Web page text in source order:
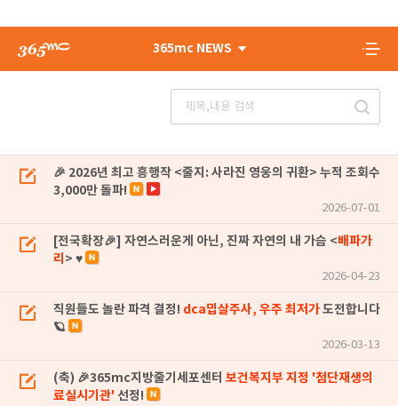
365mc NEWS
🎉 2026년 최고 흥행작 <줄지: 사라진 영웅의 귀환> 누적 조회수
3,000만 돌파!
2026-07-01
[전국확장🎉] 자연스러운게 아닌, 진짜 자연의 내 가슴 <배파가
리 > ♥
2026-04-23
직원들도 놀란 파격 결정! dca밉살주사, 우주 최저가도전합니다
🪐
2026-03-13
(축) 🎉365mc지방줄기세포센터 보건복지부 지정 '첨단재생의
료실시기관' 선정!